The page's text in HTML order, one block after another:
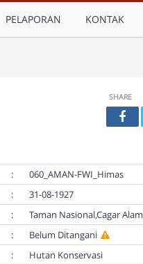
PELAPORAN KONTAK
SHARE
:
060_AMAN-FWI_Himas
:
31-08-1927
:
Taman Nasional,Cagar Alam
:
Belum Ditangani
:
Hutan Konservasi